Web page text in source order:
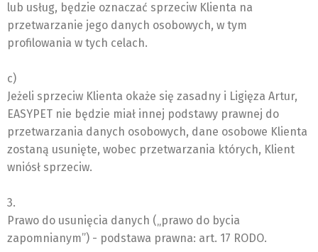
lub usług, będzie oznaczać sprzeciw Klienta na
przetwarzanie jego danych osobowych, w tym
profilowania w tych celach.
c)
Jeżeli sprzeciw Klienta okaże się zasadny i Ligięza Artur,
EASYPET nie będzie miał innej podstawy prawnej do
przetwarzania danych osobowych, dane osobowe Klienta
zostaną usunięte, wobec przetwarzania których, Klient
wniósł sprzeciw.
3.
Prawo do usunięcia danych („prawo do bycia
zapomnianym”) - podstawa prawna: art. 17 RODO.